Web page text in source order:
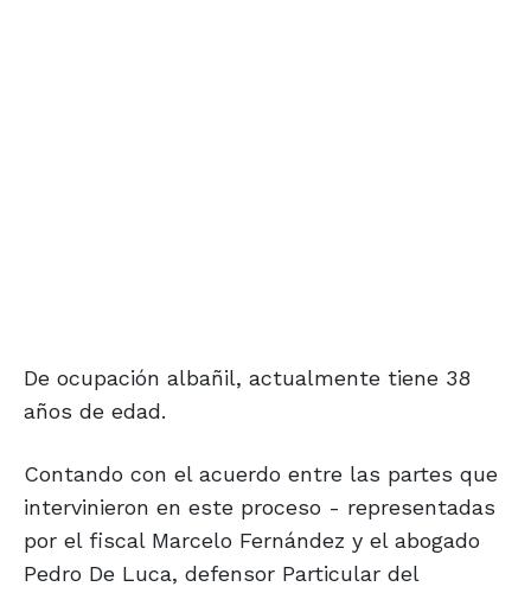
De ocupación albañil, actualmente tiene 38
años de edad.
Contando con el acuerdo entre las partes que
intervinieron en este proceso - representadas
por el fiscal Marcelo Fernández y el abogado
Pedro De Luca, defensor Particular del